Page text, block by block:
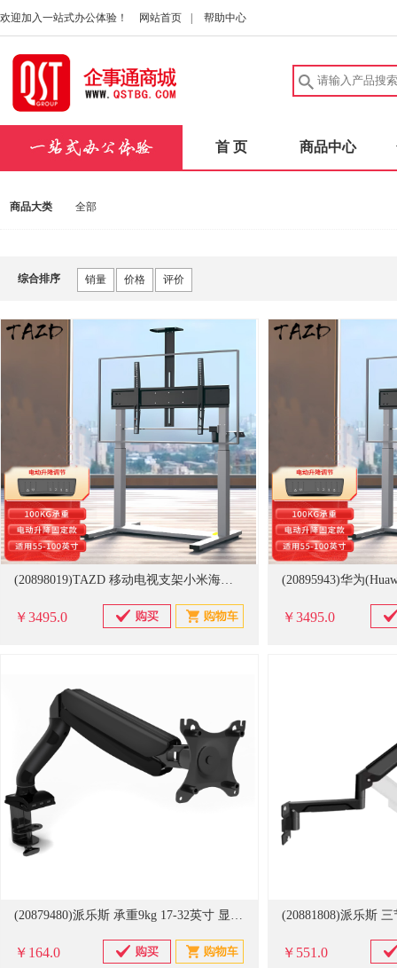
欢迎加入一站式办公体验！ 网站首页 帮助中心
首 页 商品中心
商品大类 全部
综合排序 销量 价格 评价
(20898019)TAZD 移动电视支架小米海信华为创维TCL通用 专用 支架(单位：台)
￥3495.0 ￥3495.0
(20879480)派乐斯 承重9kg 17-32英寸 显示器支架(单位：件)
￥164.0 ￥551.0